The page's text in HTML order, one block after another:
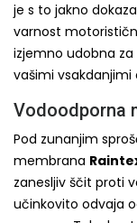
je s to jakno
varnost
izjemno udobna
vašimi vsakdanjimi
Vodoodporna
Pod zunanjim
membrana
zanesljiv ščit proti
učinkovito odvaja